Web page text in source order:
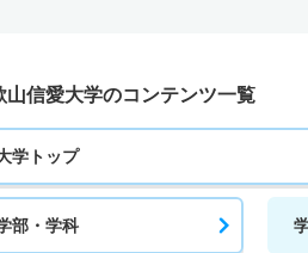
山信愛大学のコンテンツ一覧
学トップ
部・学科